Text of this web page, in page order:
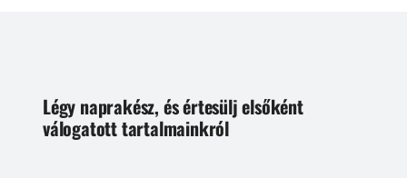
Légy naprakész, és értesülj elsőként
válogatott tartalmainkról